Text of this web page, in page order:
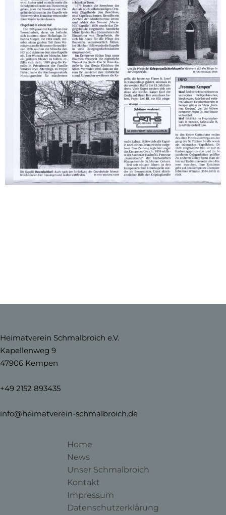
Heimatverein Schmalbroich e.V.
Kapellenweg 9
47906 Kempen
+49 2152 893435
info@heimatverein-schmalbroich.de
Home
News
Unser Schmalbroich
Kontakt
Impressum
Datenschutzerklärung